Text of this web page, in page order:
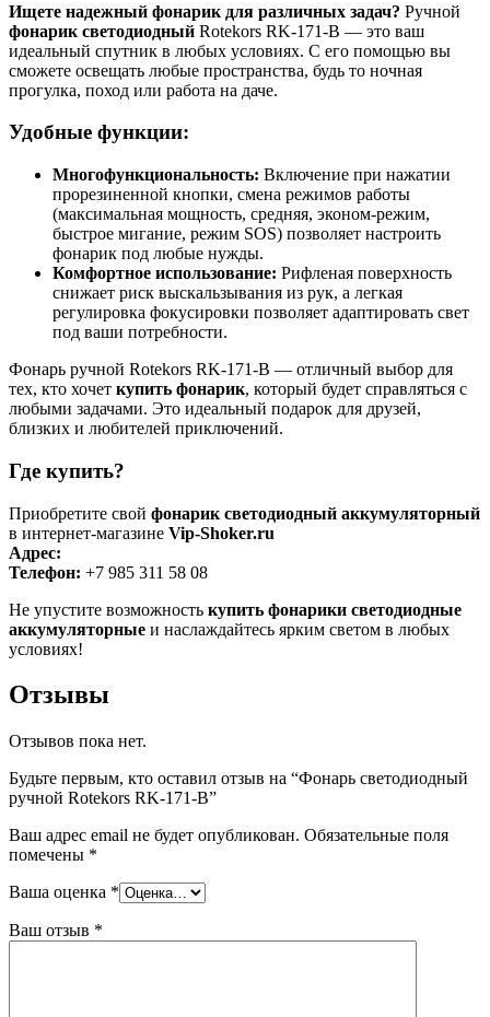
Ищете надежный фонарик для различных задач? Ручной
фонарик светодиодный Rotekors RK-171-B — это ваш
идеальный спутник в любых условиях. С его помощью вы
сможете освещать любые пространства, будь то ночная
прогулка, поход или работа на даче.
Удобные функции:
Многофункциональность: Включение при нажатии
прорезиненной кнопки, смена режимов работы
(максимальная мощность, средняя, эконом-режим,
быстрое мигание, режим SOS) позволяет настроить
фонарик под любые нужды.
Комфортное использование: Рифленая поверхность
снижает риск выскальзывания из рук, а легкая
регулировка фокусировки позволяет адаптировать свет
под ваши потребности.
Фонарь ручной Rotekors RK-171-B — отличный выбор для
тех, кто хочет купить фонарик, который будет справляться с
любыми задачами. Это идеальный подарок для друзей,
близких и любителей приключений.
Где купить?
Приобретите свой фонарик светодиодный аккумуляторный
в интернет-магазине Vip-Shoker.ru
Адрес:
Телефон: +7 985 311 58 08
Не упустите возможность купить фонарики светодиодные
аккумуляторные и наслаждайтесь ярким светом в любых
условиях!
Отзывы
Отзывов пока нет.
Будьте первым, кто оставил отзыв на “Фонарь светодиодный
ручной Rotekors RK-171-B”
Ваш адрес email не будет опубликован. Обязательные поля
помечены *
Ваша оценка *
Ваш отзыв *